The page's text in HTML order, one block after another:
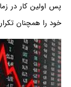
پس اولین کار در
خود را همچنان